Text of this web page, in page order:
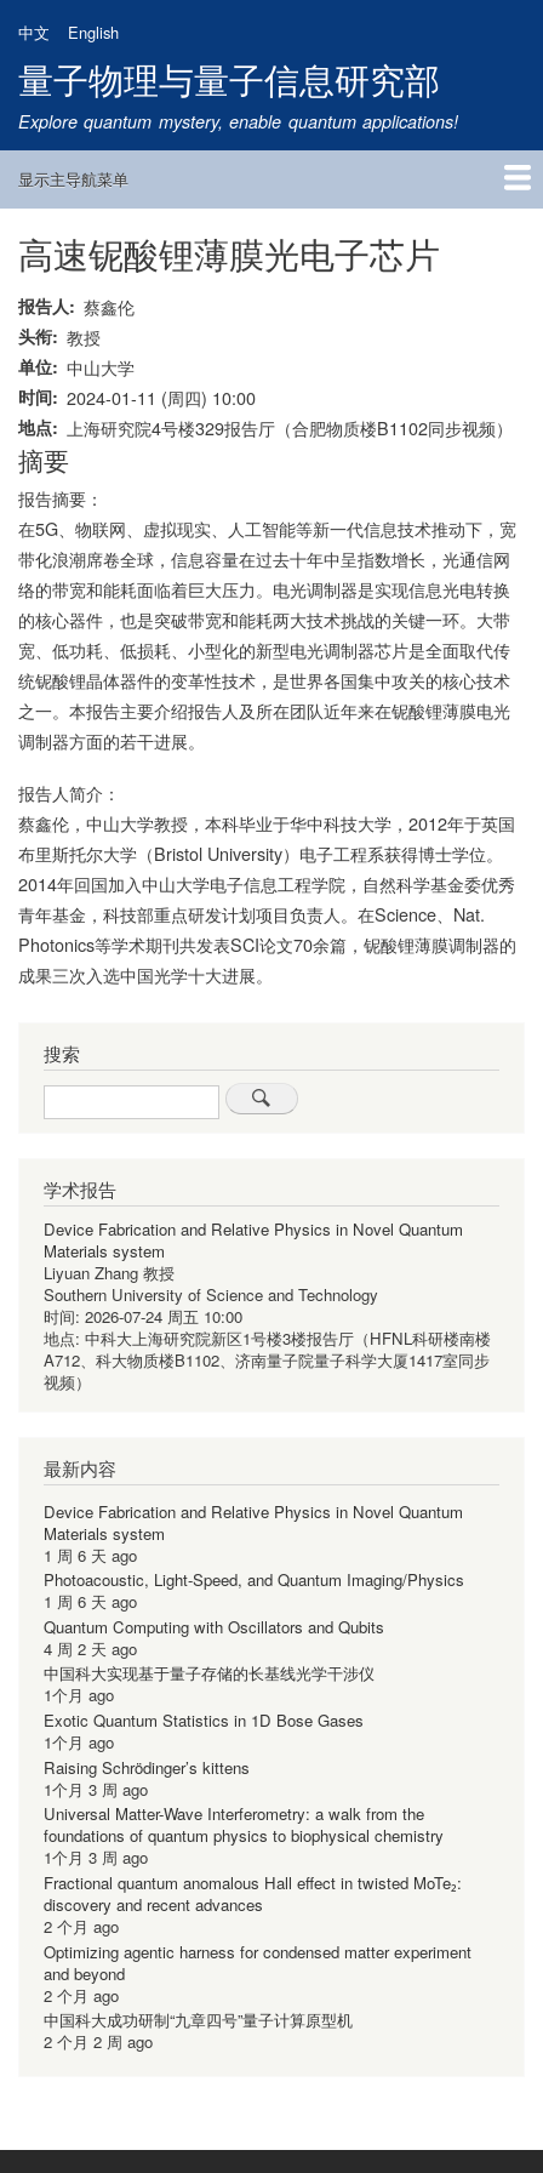
到
主
要
内
中文 English
量子物理与量子信息研究部
Explore quantum mystery, enable quantum applications!
Main
显示主导航菜单
首页
研究方向
量子卫星
团队成员
新闻动态
研究进展
学术报告
论文发表
公告通知
招生信息
相关链接
高速铌酸锂薄膜光电子芯片
报告人 蔡鑫伦
头衔 教授
单位 中山大学
时间 2024-01-11 (周四) 10:00
地点 上海研究院4号楼329报告厅（合肥物质楼B1102同步视频）
摘要
报告摘要：
在5G、物联网、虚拟现实、人工智能等新一代信息技术推动下，宽
带化浪潮席卷全球，信息容量在过去十年中呈指数增长，光通信网
络的带宽和能耗面临着巨大压力。电光调制器是实现信息光电转换
的核心器件，也是突破带宽和能耗两大技术挑战的关键一环。大带
宽、低功耗、低损耗、小型化的新型电光调制器芯片是全面取代传
统铌酸锂晶体器件的变革性技术，是世界各国集中攻关的核心技术
之一。本报告主要介绍报告人及所在团队近年来在铌酸锂薄膜电光
调制器方面的若干进展。
报告人简介：
蔡鑫伦，中山大学教授，本科毕业于华中科技大学，2012年于英国
布里斯托尔大学（Bristol University）电子工程系获得博士学位。
2014年回国加入中山大学电子信息工程学院，自然科学基金委优秀
青年基金，科技部重点研发计划项目负责人。在Science、Nat.
Photonics等学术期刊共发表SCI论文70余篇，铌酸锂薄膜调制器的
成果三次入选中国光学十大进展。
搜索
Search
学术报告
Device Fabrication and Relative Physics in Novel Quantum
Materials system
Liyuan Zhang 教授
Southern University of Science and Technology
时间: 2026-07-24 周五 10:00
地点: 中科大上海研究院新区1号楼3楼报告厅（HFNL科研楼南楼
A712、科大物质楼B1102、济南量子院量子科学大厦1417室同步
视频）
最新内容
Device Fabrication and Relative Physics in Novel Quantum
Materials system
1 周 6 天 ago
Photoacoustic, Light-Speed, and Quantum Imaging/Physics
1 周 6 天 ago
Quantum Computing with Oscillators and Qubits
4 周 2 天 ago
中国科大实现基于量子存储的长基线光学干涉仪
1个月 ago
Exotic Quantum Statistics in 1D Bose Gases
1个月 ago
Raising Schrödinger’s kittens
1个月 3 周 ago
Universal Matter-Wave Interferometry: a walk from the
foundations of quantum physics to biophysical chemistry
1个月 3 周 ago
Fractional quantum anomalous Hall effect in twisted MoTe₂:
discovery and recent advances
2 个月 ago
Optimizing agentic harness for condensed matter experiment
and beyond
2 个月 ago
中国科大成功研制“九章四号”量子计算原型机
2 个月 2 周 ago